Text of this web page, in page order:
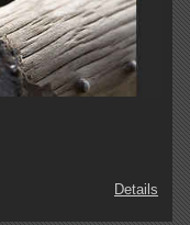
Details